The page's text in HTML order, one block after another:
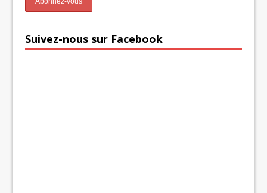
Suivez-nous sur Facebook